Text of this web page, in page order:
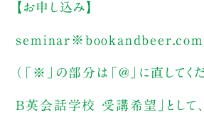
【お申し込み】
seminar※bookandbeer.com
（「※」の部分は「@」に直してく
B英会話学校 受講希望」として、